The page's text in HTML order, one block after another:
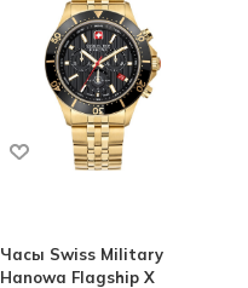
Часы Swiss Military
Hanowa Flagship X